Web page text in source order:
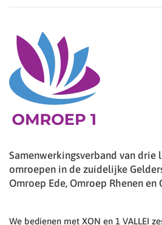
Samenwerkingsverband van drie
omroepen in de zuidelijke
Omroep Ede, Omroep Rhenen en
We bedienen met XON en 1 VALLEI